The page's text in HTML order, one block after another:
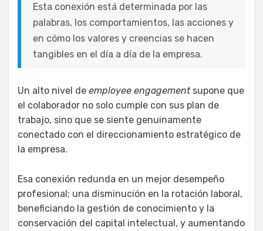
Esta conexión está determinada por las
palabras, los comportamientos, las acciones y
en cómo los valores y creencias se hacen
tangibles en el día a día de la empresa.
Un alto nivel de employee engagementsupone que
el colaborador no solo cumple con sus plan de
trabajo, sino que se siente genuinamente
conectado con el direccionamiento estratégico de
la empresa.
Esa conexión redunda en un mejor desempeño
profesional; una disminución en la rotación laboral,
beneficiando la gestión de conocimiento y la
conservación del capital intelectual, y aumentando